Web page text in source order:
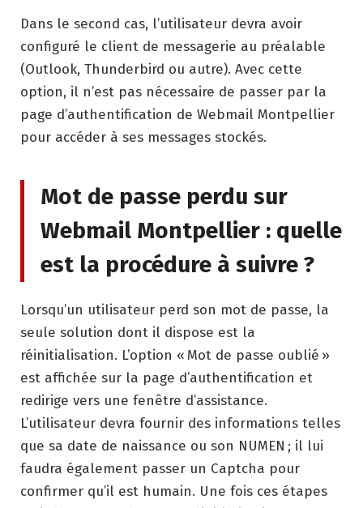
Dans le second cas, l’utilisateur devra avoir
configuré le client de messagerie au préalable
(Outlook, Thunderbird ou autre). Avec cette
option, il n’est pas nécessaire de passer par la
page d’authentification de Webmail Montpellier
pour accéder à ses messages stockés.
Mot de passe perdu sur
Webmail Montpellier : quelle
est la procédure à suivre ?
Lorsqu’un utilisateur perd son mot de passe, la
seule solution dont il dispose est la
réinitialisation. L’option « Mot de passe oublié »
est affichée sur la page d’authentification et
redirige vers une fenêtre d’assistance.
L’utilisateur devra fournir des informations telles
que sa date de naissance ou son NUMEN ; il lui
faudra également passer un Captcha pour
confirmer qu’il est humain. Une fois ces étapes